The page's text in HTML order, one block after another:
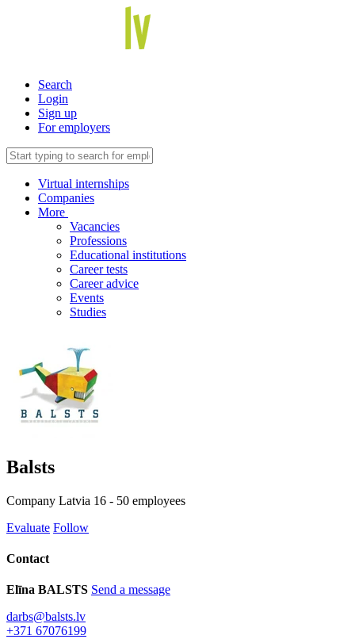
Search
Login
Sign up
For employers
Virtual internships
Companies
More
Vacancies
Professions
Educational institutions
Career tests
Career advice
Events
Studies
Balsts
Company Latvia 16 - 50 employees
Evaluate Follow
Contact
Elīna BALSTS Send a message
darbs@balsts.lv
+371 67076199